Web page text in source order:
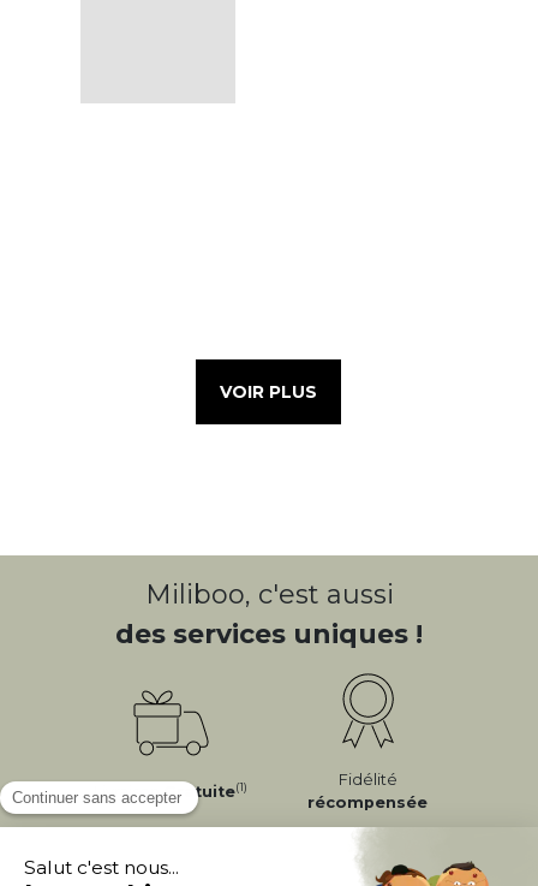
VOIR PLUS
Miliboo, c'est aussi
des services uniques !
LivraisonGratuite(1)
Fidélité
récompensée